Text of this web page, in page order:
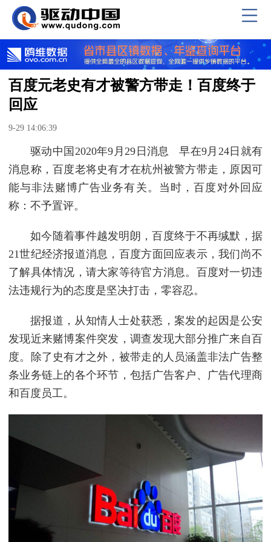
百度元老史有才被警方带走！百度终于
回应
9-29 14:06:39
驱动中国2020年9月29日消息 早在9月24日就有
消息称，百度老将史有才在杭州被警方带走，原因可
能与非法赌博广告业务有关。当时，百度对外回应
称：不予置评。
如今随着事件越发明朗，百度终于不再缄默，据
21世纪经济报道消息，百度方面回应表示，我们尚不
了解具体情况，请大家等待官方消息。百度对一切违
法违规行为的态度是坚决打击，零容忍。
据报道，从知情人士处获悉，案发的起因是公安
发现近来赌博案件突发，调查发现大部分推广来自百
度。除了史有才之外，被带走的人员涵盖非法广告整
条业务链上的各个环节，包括广告客户、广告代理商
和百度员工。